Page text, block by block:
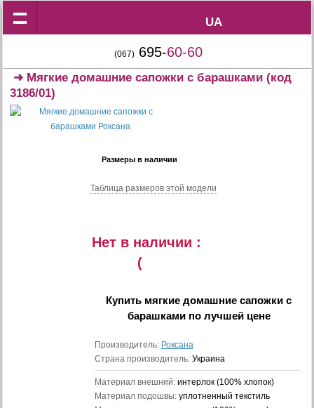
UA
UA
(067) 695-60-60
➜ Мягкие домашние сапожки с барашками (код
3186/01)
Размеры в наличии
Таблица размеров этой модели
Нет в наличии :
(
Купить мягкие домашние сапожки с
барашкамипо лучшей цене
Производитель: Роксана
Страна производитель: Украина
Материал внешний: интерлок (100% хлопок)
Материал подошвы: уплотненный текстиль